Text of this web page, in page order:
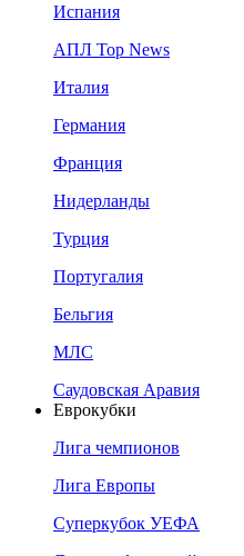
Испания
АПЛ Top News
Италия
Германия
Франция
Нидерланды
Турция
Португалия
Бельгия
МЛС
Саудовская Аравия
Еврокубки
Лига чемпионов
Лига Европы
Суперкубок УЕФА